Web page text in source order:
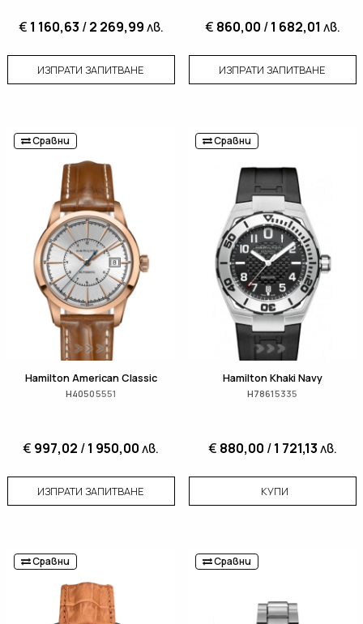
€ 1 160,63 /2 269,99лв.
ИЗПРАТИ ЗАПИТВАНЕ
€ 860,00 /1 682,01 лв.
ИЗПРАТИ ЗАПИТВАНЕ
Сравни
Hamilton American Classic
H40505551
€ 997,02 /1 950,00лв.
ИЗПРАТИ ЗАПИТВАНЕ
Сравни
Hamilton Khaki Navy
H78615335
€ 880,00 /1 721,13лв.
КУПИ
Сравни Сравни